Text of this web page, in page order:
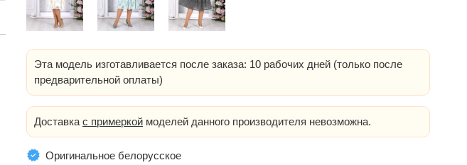
Эта модель изготавливается после заказа: 10 рабочих дней (только после
предварительной оплаты)
Доставка с примеркой моделей данного производителя невозможна.
Оригинальное белорусское